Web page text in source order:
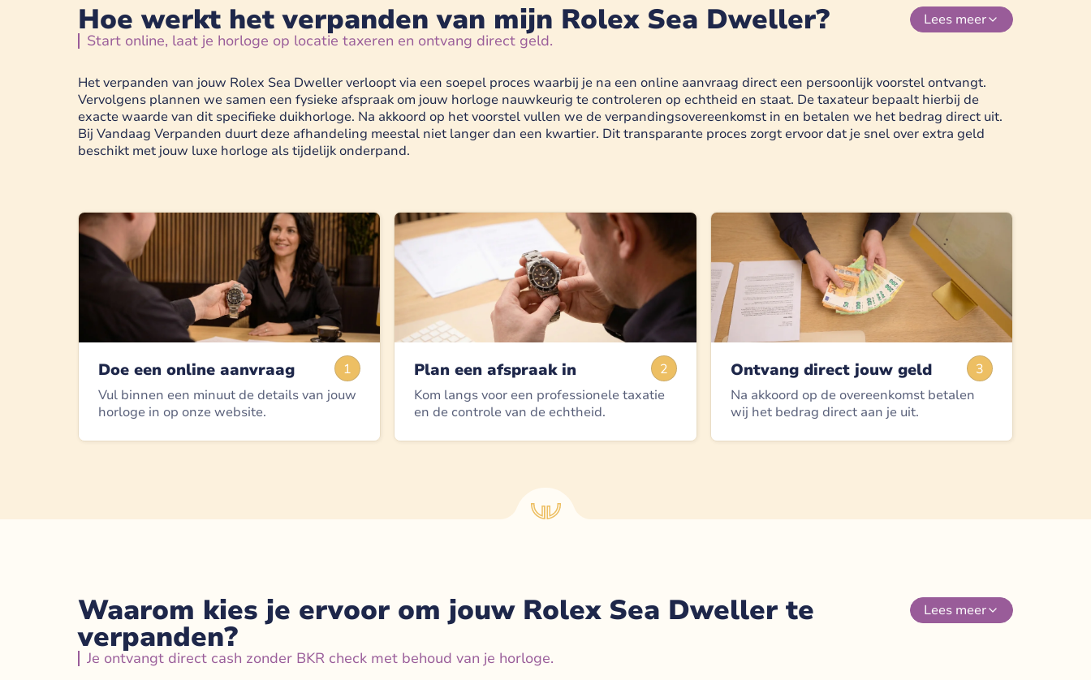
Hoe werkt het verpanden van mijn Rolex Sea Dweller?
Start online, laat je horloge op locatie taxeren en ontvang direct geld.
Lees meer
Het verpanden van jouw Rolex Sea Dweller verloopt via een soepel proces waarbij je na een online aanvraag direct een persoonlijk voorstel ontvangt.
Vervolgens plannen we samen een fysieke afspraak om jouw horloge nauwkeurig te controleren op echtheid en staat. De taxateur bepaalt hierbij de
exacte waarde van dit specifieke duikhorloge. Na akkoord op het voorstel vullen we de verpandingsovereenkomst in en betalen we het bedrag direct uit.
Bij Vandaag Verpanden duurt deze afhandeling meestal niet langer dan een kwartier. Dit transparante proces zorgt ervoor dat je snel over extra geld
beschikt met jouw luxe horloge als tijdelijk onderpand.
1
Doe een online aanvraag
Vul binnen een minuut de details van jouw
horloge in op onze website.
2
Plan een afspraak in
Kom langs voor een professionele taxatie
en de controle van de echtheid.
3
Ontvang direct jouw geld
Na akkoord op de overeenkomst betalen
wij het bedrag direct aan je uit.
Waarom kies je ervoor om jouw Rolex Sea Dweller te
verpanden?
Je ontvangt direct cash zonder BKR check met behoud van je horloge.
Lees meer